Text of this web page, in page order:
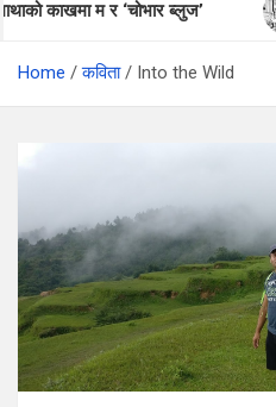
म र ‘चोभार ब्लुज’
Home कविता Into the Wild